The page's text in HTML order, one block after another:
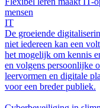
mensen
IT
De groeiende
niet iedereen kan een
het mogelijk om kennis
en volgens persoonlijke
leervormen en digitale
voor een breder publiek.